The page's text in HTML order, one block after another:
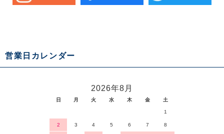
営業日カレンダー
2026年8月
日 月 火 水 木 金 土
1
2 3 4 5 6 7 8